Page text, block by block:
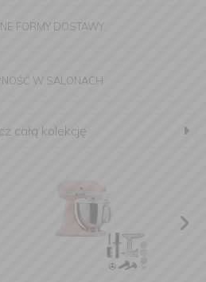
FORMY DOSTAWY
W SALONACH
całą kolekcję